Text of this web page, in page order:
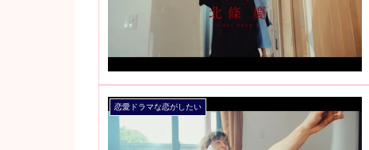
恋愛ドラマな恋がしたい